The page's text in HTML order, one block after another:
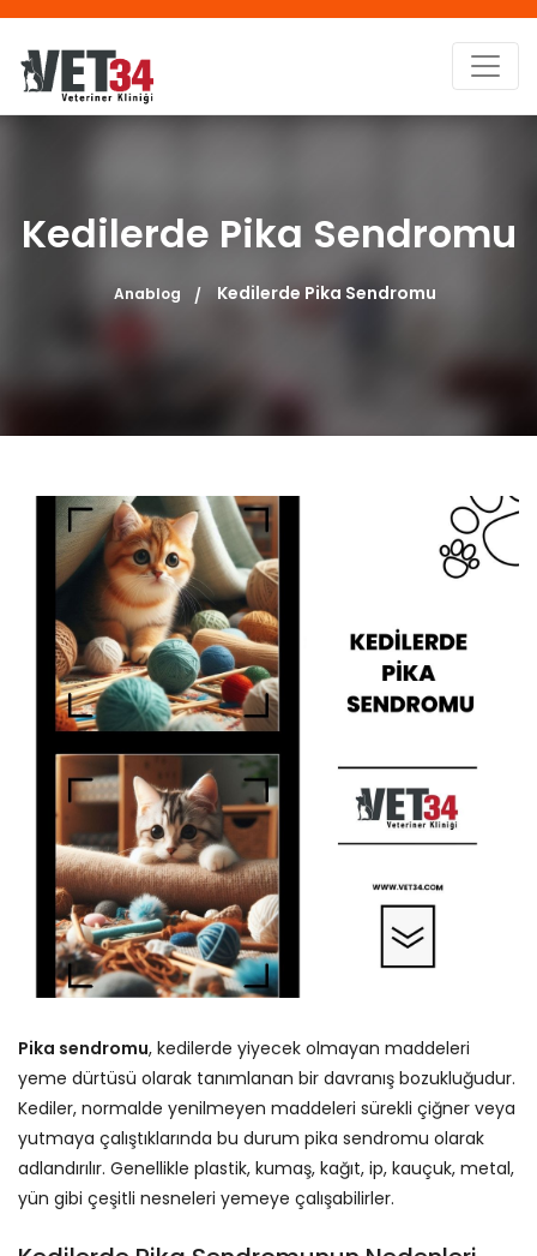
Kedilerde Pika Sendromu
Anablog Kedilerde Pika Sendromu
Pika sendromu, kedilerde yiyecek olmayan maddeleri
yeme dürtüsü olarak tanımlanan bir davranış bozukluğudur.
Kediler, normalde yenilmeyen maddeleri sürekli çiğner veya
yutmaya çalıştıklarında bu durum pika sendromu olarak
adlandırılır. Genellikle plastik, kumaş, kağıt, ip, kauçuk, metal,
yün gibi çeşitli nesneleri yemeye çalışabilirler.